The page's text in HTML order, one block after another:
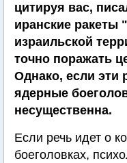
цитируя вас,
иранские ракеты
израильской
точно поражать
Однако, если эти
ядерные
несущественна.
Если речь идет о
боеголовках,